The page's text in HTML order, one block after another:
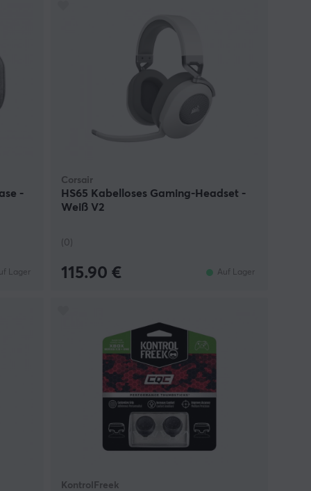
-
Lager
Corsair
HS65 Kabelloses Gaming-Headset -
Weiß V2
(0)
115.90 € Auf Lager
KontrolFreek